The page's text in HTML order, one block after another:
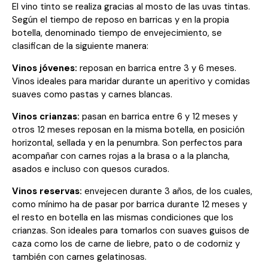
El vino tinto se realiza gracias al mosto de las uvas tintas.
Según el tiempo de reposo en barricas y en la propia
botella, denominado tiempo de envejecimiento, se
clasifican de la siguiente manera:
Vinos jóvenes: reposan en barrica entre 3 y 6 meses.
Vinos ideales para maridar durante un aperitivo y comidas
suaves como pastas y carnes blancas.
Vinos crianzas: pasan en barrica entre 6 y 12 meses y
otros 12 meses reposan en la misma botella, en posición
horizontal, sellada y en la penumbra. Son perfectos para
acompañar con carnes rojas a la brasa o a la plancha,
asados e incluso con quesos curados.
Vinos reservas: envejecen durante 3 años, de los cuales,
como mínimo ha de pasar por barrica durante 12 meses y
el resto en botella en las mismas condiciones que los
crianzas. Son ideales para tomarlos con suaves guisos de
caza como los de carne de liebre, pato o de codorniz y
también con carnes gelatinosas.